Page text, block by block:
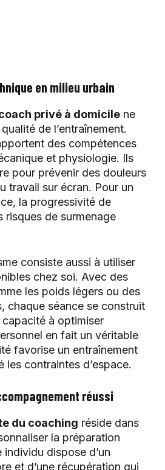
en milieu urbain
privé à domicile ne
de l’entraînement.
des compétences
et physiologie. Ils
pour prévenir des douleurs
travail sur écran. Pour un
la progressivité de
risques de surmenage
consiste aussi à utiliser
chez soi. Avec des
les poids légers ou des
chaque séance se construit
à optimiser
en fait un véritable
favorise un entraînement
les contraintes d’espace.
réussi
du coaching réside dans
la préparation
dispose d’un
et d’une récupération qui